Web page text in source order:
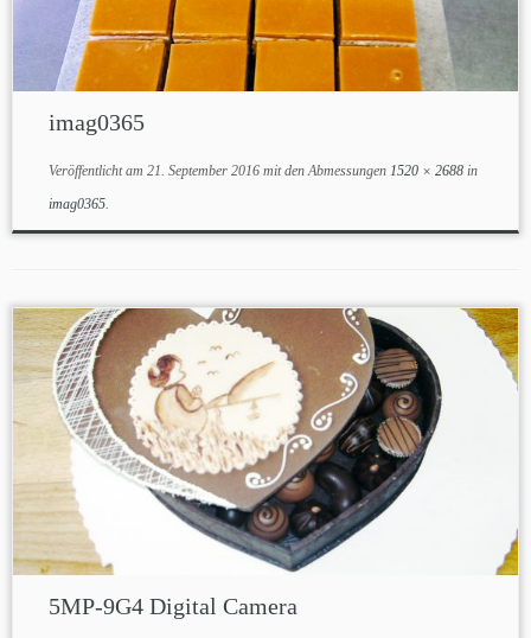
imag0365
Veröffentlicht am 21. September 2016mit den Abmessungen1520 × 2688in
imag0365.
5MP-9G4 Digital Camera